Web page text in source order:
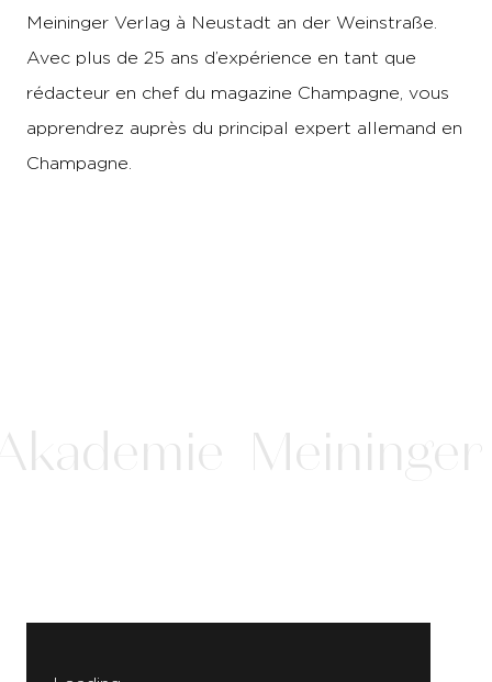
Meininger Verlag à Neustadt an der Weinstraße.
Avec plus de 25 ans d’expérience en tant que
rédacteur en chef du magazine Champagne, vous
apprendrez auprès du principal expert allemand en
Champagne.
Meininger